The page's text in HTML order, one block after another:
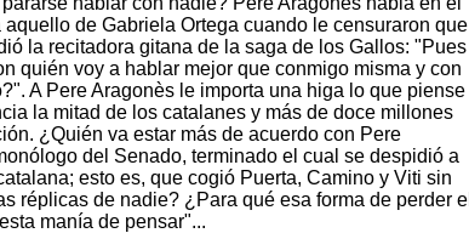
de Gabriela Ortega cuando le censuraron que
la recitadora gitana de la saga de los Gallos: "Pues
quién voy a hablar mejor que conmigo misma y con
A Pere Aragonès le importa una higa lo que piense
la mitad de los catalanes y más de doce millones
¿Quién va estar más de acuerdo con Pere
del Senado, terminado el cual se despidió a
esto es, que cogió Puerta, Camino y Viti sin
réplicas de nadie? ¿Para qué esa forma de perder el
manía de pensar"...